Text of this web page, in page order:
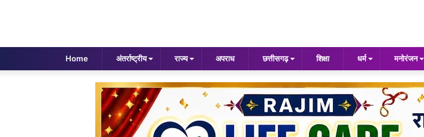
Home अंतर्राष्ट्रीय राज्य अपराध छत्तीसगढ़ शिक्षा धर्म मनोरंजन